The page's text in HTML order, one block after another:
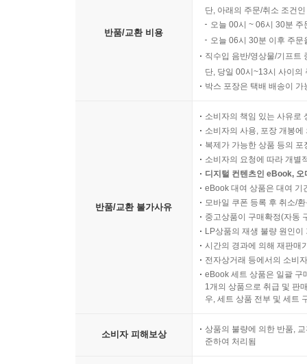
반품/교환 비용
단, 아래의 주문/취소 조건
오늘 00시 ~ 06시 30분
오늘 06시 30분 이후 주
직수입 음반/영상물/기프트
단, 당일 00시~13시 사이의
박스 포장은 택배 배송이
반품/교환 불가사유
소비자의 책임 있는 사유로
소비자의 사용, 포장 개봉
복제가 가능한 상품 등의
소비자의 요청에 따라 개별
디지털 컨텐츠인 eBook,
eBook 대여 상품은 대여 기
모바일 쿠폰 등록 후 취소/
중고상품이 구매확정(자동
LP상품의 재생 불량 원인
시간의 경과에 의해 재판매
전자상거래 등에서의 소비
eBook 세트 상품은 일괄 구
1개의 상품으로 취급 및 판
우, 세트 상품 전부 및 세트
소비자 피해보상
상품의 불량에 의한 반품,
준하여 처리됨